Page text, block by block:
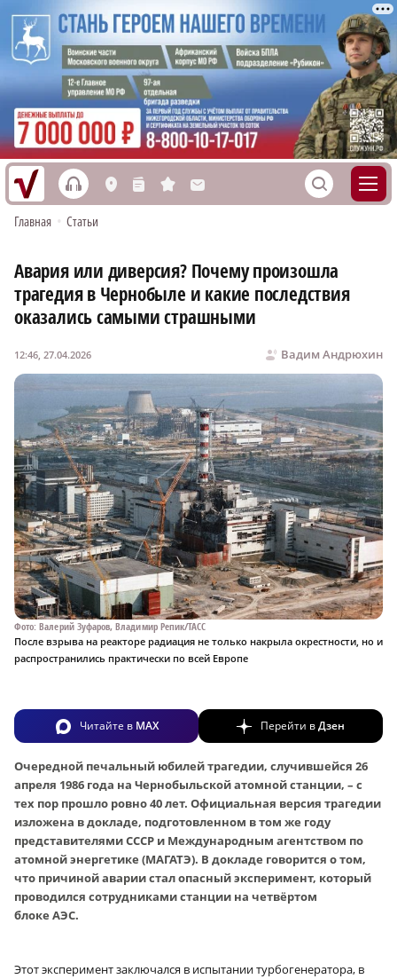
h L n s M S
Главная • Статьи
Авария или диверсия? Почему произошла
трагедия в Чернобыле и какие последствия
оказались самыми страшными
Вадим Андрюхин
12:46, 27.04.2026
Фото: Валерий Зуфаров, Владимир Репик/ТАСС
После взрыва на реакторе радиация не только накрыла окрестности, но и
распространились практически по всей Европе
Читайте в MAX Перейти вДзен
Очередной печальный юбилей трагедии, случившейся 26
апреля 1986 года на Чернобыльской атомной станции, – с
тех пор прошло ровно 40 лет. Официальная версия трагедии
изложена в докладе, подготовленном в том же году
представителями СССР и Международным агентством по
атомной энергетике (МАГАТЭ). В докладе говорится о том,
что причиной аварии стал опасный эксперимент, который
проводился сотрудниками станции на четвёртом
блоке АЭС.
Этот эксперимент заключался в испытании турбогенератора, в